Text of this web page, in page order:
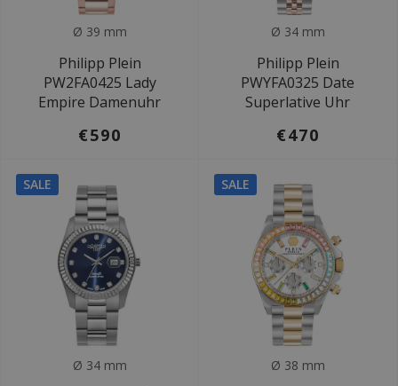
Ø 39 mm
Philipp Plein
PW2FA0425 Lady
Empire Damenuhr
€590
Ø 34 mm
Philipp Plein
PWYFA0325 Date
Superlative Uhr
€470
SALE
Ø 34 mm
SALE
Ø 38 mm